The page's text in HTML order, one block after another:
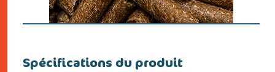
Spécifications du produit